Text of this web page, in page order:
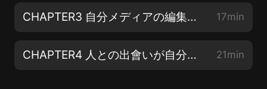
CHAPTER3 自分メディアの編集長になる 【2】 17min
CHAPTER4 人との出會いが自分をつくる 【1】 21min